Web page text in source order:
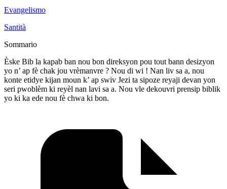
Evangelismo
Santità
Sommario
Èske Bib la kapab ban nou bon direksyon pou tout bann desizyon
yo n’ ap fè chak jou vrèmanvre ? Nou di wi ! Nan liv sa a, nou
konte etidye kijan moun k’ ap swiv Jezi ta sipoze reyaji devan yon
seri pwoblèm ki reyèl nan lavi sa a. Nou vle dekouvri prensip biblik
yo ki ka ede nou fè chwa ki bon.